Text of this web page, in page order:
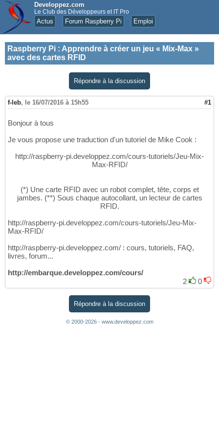
Developpez.com
Le Club des Développeurs et IT Pro
Actus Forum Raspberry Pi Emploi
Raspberry Pi : Apprendre à créer un jeu « Mix-Max »
avec des cartes RFID
Répondre à la discussion
f-leb, le 16/07/2016 à 15h55 #1
Bonjour à tous
Je vous propose une traduction d'un tutoriel de Mike Cook :
http://raspberry-pi.developpez.com/cours-tutoriels/Jeu-Mix-
Max-RFID/
(*) Une carte RFID avec un robot complet, tête, corps et
jambes. (**) Sous chaque autocollant, un lecteur de cartes
RFID.
http://raspberry-pi.developpez.com/cours-tutoriels/Jeu-Mix-
Max-RFID/
http://raspberry-pi.developpez.com/ : cours, tutoriels, FAQ,
livres, forum...
http://embarque.developpez.com/cours/
2
0
Répondre à la discussion
© 2000-2026 - www.developpez.com